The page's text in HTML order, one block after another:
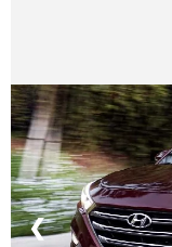
❮